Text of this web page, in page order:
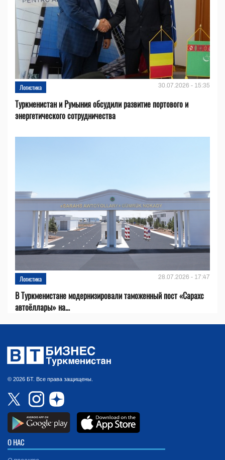
Логистика 30.07.2026 - 15:35
Туркменистан и Румыния обсудили развитие портового и
энергетического сотрудничества
Логистика 28.07.2026 - 17:47
В Туркменистане модернизировали таможенный пост «Сарахс
автоёллары» на...
© 2026 БТ. Все права защищены.
О НАС